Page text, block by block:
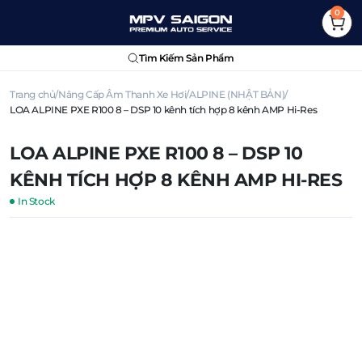
0
Tìm Kiếm Sản Phẩm
Trang chủ Nâng Cấp Âm Thanh Xe Hơi ALPINE (NHẬT BẢN)
LOA ALPINE PXE R100 8 – DSP 10 kênh tích hợp 8 kênh AMP Hi-Res
LOA ALPINE PXE R100 8 – DSP 10
KÊNH TÍCH HỢP 8 KÊNH AMP HI-RES
In Stock